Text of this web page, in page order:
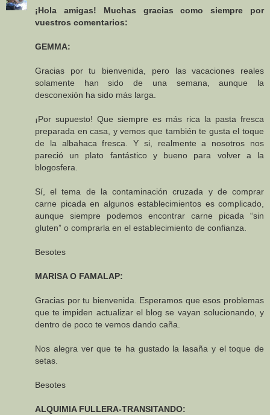
¡Hola amigas! Muchas gracias como siempre por
vuestros comentarios:
GEMMA:
Gracias por tu bienvenida, pero las vacaciones reales
solamente han sido de una semana, aunque la
desconexión ha sido más larga.
¡Por supuesto! Que siempre es más rica la pasta fresca
preparada en casa, y vemos que también te gusta el toque
de la albahaca fresca. Y si, realmente a nosotros nos
pareció un plato fantástico y bueno para volver a la
blogosfera.
Sí, el tema de la contaminación cruzada y de comprar
carne picada en algunos establecimientos es complicado,
aunque siempre podemos encontrar carne picada “sin
gluten” o comprarla en el establecimiento de confianza.
Besotes
MARISA O FAMALAP:
Gracias por tu bienvenida. Esperamos que esos problemas
que te impiden actualizar el blog se vayan solucionando, y
dentro de poco te vemos dando caña.
Nos alegra ver que te ha gustado la lasaña y el toque de
setas.
Besotes
ALQUIMIA FULLERA-TRANSITANDO: